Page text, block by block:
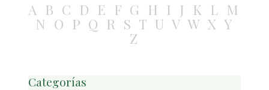
A B C D E F G H I J K L M
N O P Q R S T U V W X Y
Z
Categorías